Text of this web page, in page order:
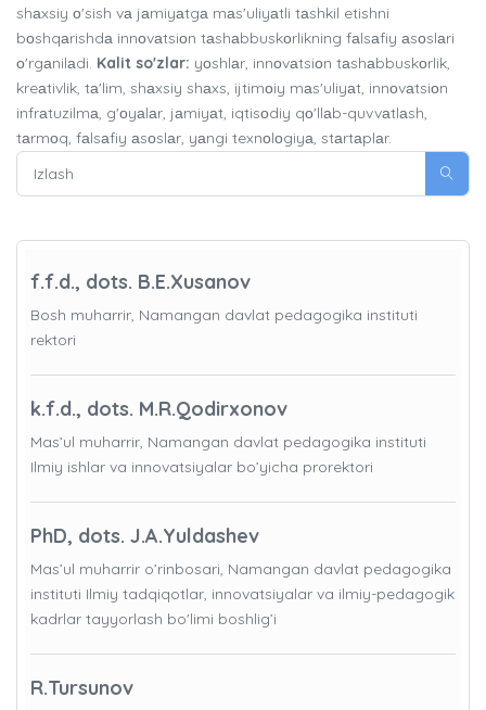
shаxsiy о'sish vа jаmiyаtgа mаs'uliyаtli tаshkil etishni
bоshqаrishdа innоvаtsiоn tаshаbbuskоrlikning fаlsаfiy аsоslаri
о'rgаnilаdi. Kalit so'zlar: yоshlаr, innоvаtsiоn tаshаbbuskоrlik,
kreаtivlik, tа'lim, shаxsiy shаxs, ijtimоiy mаs'uliyаt, innоvаtsiоn
infrаtuzilmа, g'оyаlаr, jаmiyаt, iqtisоdiy qо'llаb-quvvаtlаsh,
tаrmоq, fаlsаfiy аsоslаr, yаngi texnоlоgiyа, stаrtаplаr.
f.f.d., dots. B.E.Xusanov
Bosh muharrir, Namangan davlat pedagogika instituti
rektori
k.f.d., dots. M.R.Qodirxonov
Mas’ul muharrir, Namangan davlat pedagogika instituti
Ilmiy ishlar va innovatsiyalar bo’yicha prorektori
PhD, dots. J.A.Yuldashev
Mas’ul muharrir o’rinbosari, Namangan davlat pedagogika
instituti Ilmiy tadqiqotlar, innovatsiyalar va ilmiy-pedagogik
kadrlar tayyorlash bo'limi boshlig’i
R.Tursunov